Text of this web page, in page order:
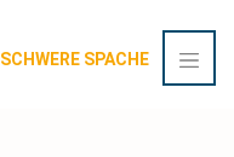
SCHWERE SPACHE